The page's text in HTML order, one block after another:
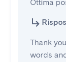
Ottima
Thank
words